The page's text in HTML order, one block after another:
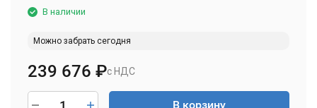
В наличии
Можно забрать сегодня
с НДС
239 676 ₽
В корзину